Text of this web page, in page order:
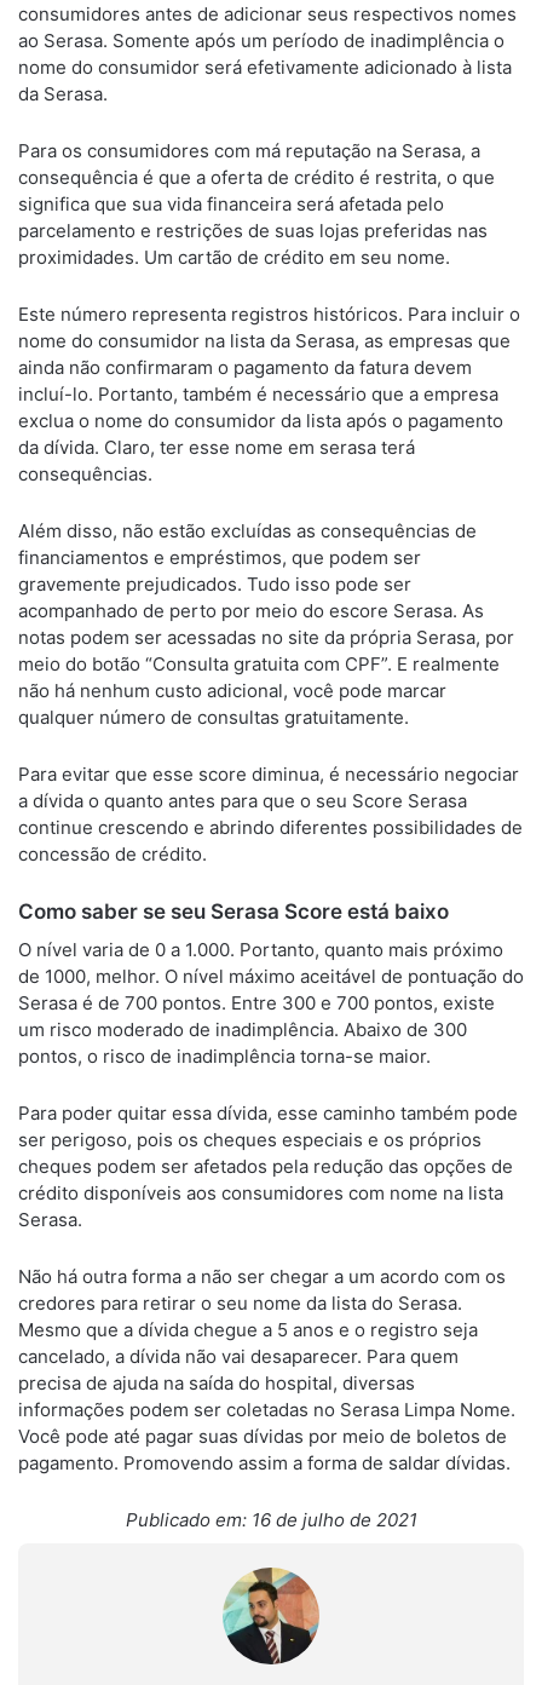
consumidores antes de adicionar seus respectivos nomes
ao Serasa. Somente após um período de inadimplência o
nome do consumidor será efetivamente adicionado à lista
da Serasa.
Para os consumidores com má reputação na Serasa, a
consequência é que a oferta de crédito é restrita, o que
significa que sua vida financeira será afetada pelo
parcelamento e restrições de suas lojas preferidas nas
proximidades. Um cartão de crédito em seu nome.
Este número representa registros históricos. Para incluir o
nome do consumidor na lista da Serasa, as empresas que
ainda não confirmaram o pagamento da fatura devem
incluí-lo. Portanto, também é necessário que a empresa
exclua o nome do consumidor da lista após o pagamento
da dívida. Claro, ter esse nome em serasa terá
consequências.
Além disso, não estão excluídas as consequências de
financiamentos e empréstimos, que podem ser
gravemente prejudicados. Tudo isso pode ser
acompanhado de perto por meio do escore Serasa. As
notas podem ser acessadas no site da própria Serasa, por
meio do botão “Consulta gratuita com CPF”. E realmente
não há nenhum custo adicional, você pode marcar
qualquer número de consultas gratuitamente.
Para evitar que esse score diminua, é necessário negociar
a dívida o quanto antes para que o seu Score Serasa
continue crescendo e abrindo diferentes possibilidades de
concessão de crédito.
Como saber se seu Serasa Score está baixo
O nível varia de 0 a 1.000. Portanto, quanto mais próximo
de 1000, melhor. O nível máximo aceitável de pontuação do
Serasa é de 700 pontos. Entre 300 e 700 pontos, existe
um risco moderado de inadimplência. Abaixo de 300
pontos, o risco de inadimplência torna-se maior.
Para poder quitar essa dívida, esse caminho também pode
ser perigoso, pois os cheques especiais e os próprios
cheques podem ser afetados pela redução das opções de
crédito disponíveis aos consumidores com nome na lista
Serasa.
Não há outra forma a não ser chegar a um acordo com os
credores para retirar o seu nome da lista do Serasa.
Mesmo que a dívida chegue a 5 anos e o registro seja
cancelado, a dívida não vai desaparecer. Para quem
precisa de ajuda na saída do hospital, diversas
informações podem ser coletadas no Serasa Limpa Nome.
Você pode até pagar suas dívidas por meio de boletos de
pagamento. Promovendo assim a forma de saldar dívidas.
Publicado em: 16 de julho de 2021